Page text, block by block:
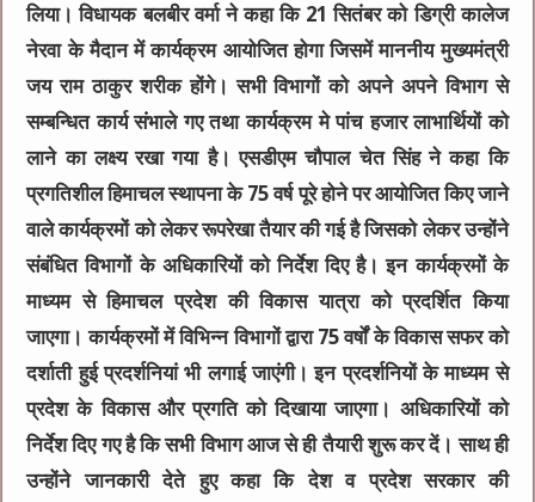
लिया। विधायक बलबीर वर्मा ने कहा कि 21 सितंबर को डिग्री कालेज
नेरवा के मैदान में कार्यक्रम आयोजित होगा जिसमें माननीय मुख्यमंत्री
जय राम ठाकुर शरीक होंगे। सभी विभागों को अपने अपने विभाग से
सम्बन्धित कार्य संभाले गए तथा कार्यक्रम मे पांच हजार लाभार्थियों को
लाने का लक्ष्य रखा गया है। एसडीएम चौपाल चेत सिंह ने कहा कि
प्रगतिशील हिमाचल स्थापना के 75 वर्ष पूरे होने पर आयोजित किए जाने
वाले कार्यक्रमों को लेकर रूपरेखा तैयार की गई है जिसको लेकर उन्होंने
संबंधित विभागों के अधिकारियों को निर्देश दिए है। इन कार्यक्रमों के
माध्यम से हिमाचल प्रदेश की विकास यात्रा को प्रदर्शित किया
जाएगा। कार्यक्रमों में विभिन्न विभागों द्वारा 75 वर्षों के विकास सफर को
दर्शाती हुई प्रदर्शनियां भी लगाई जाएंगी। इन प्रदर्शनियों के माध्यम से
प्रदेश के विकास और प्रगति को दिखाया जाएगा। अधिकारियों को
निर्देश दिए गए है कि सभी विभाग आज से ही तैयारी शुरू कर दें। साथ ही
उन्होंने जानकारी देते हुए कहा कि देश व प्रदेश सरकार की